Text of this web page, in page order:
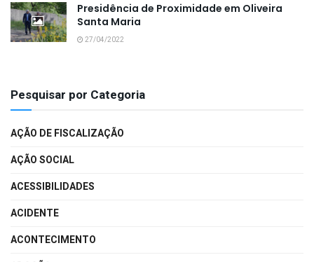
Presidência de Proximidade em Oliveira
Santa Maria
27/04/2022
Pesquisar por Categoria
AÇÃO DE FISCALIZAÇÃO
AÇÃO SOCIAL
ACESSIBILIDADES
ACIDENTE
ACONTECIMENTO